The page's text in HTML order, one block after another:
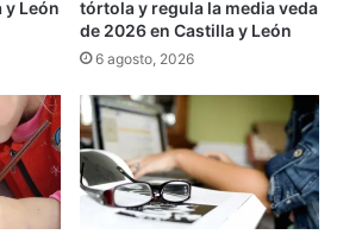
y León
tórtola y regula la media veda
de 2026 en Castilla y León
6 agosto, 2026